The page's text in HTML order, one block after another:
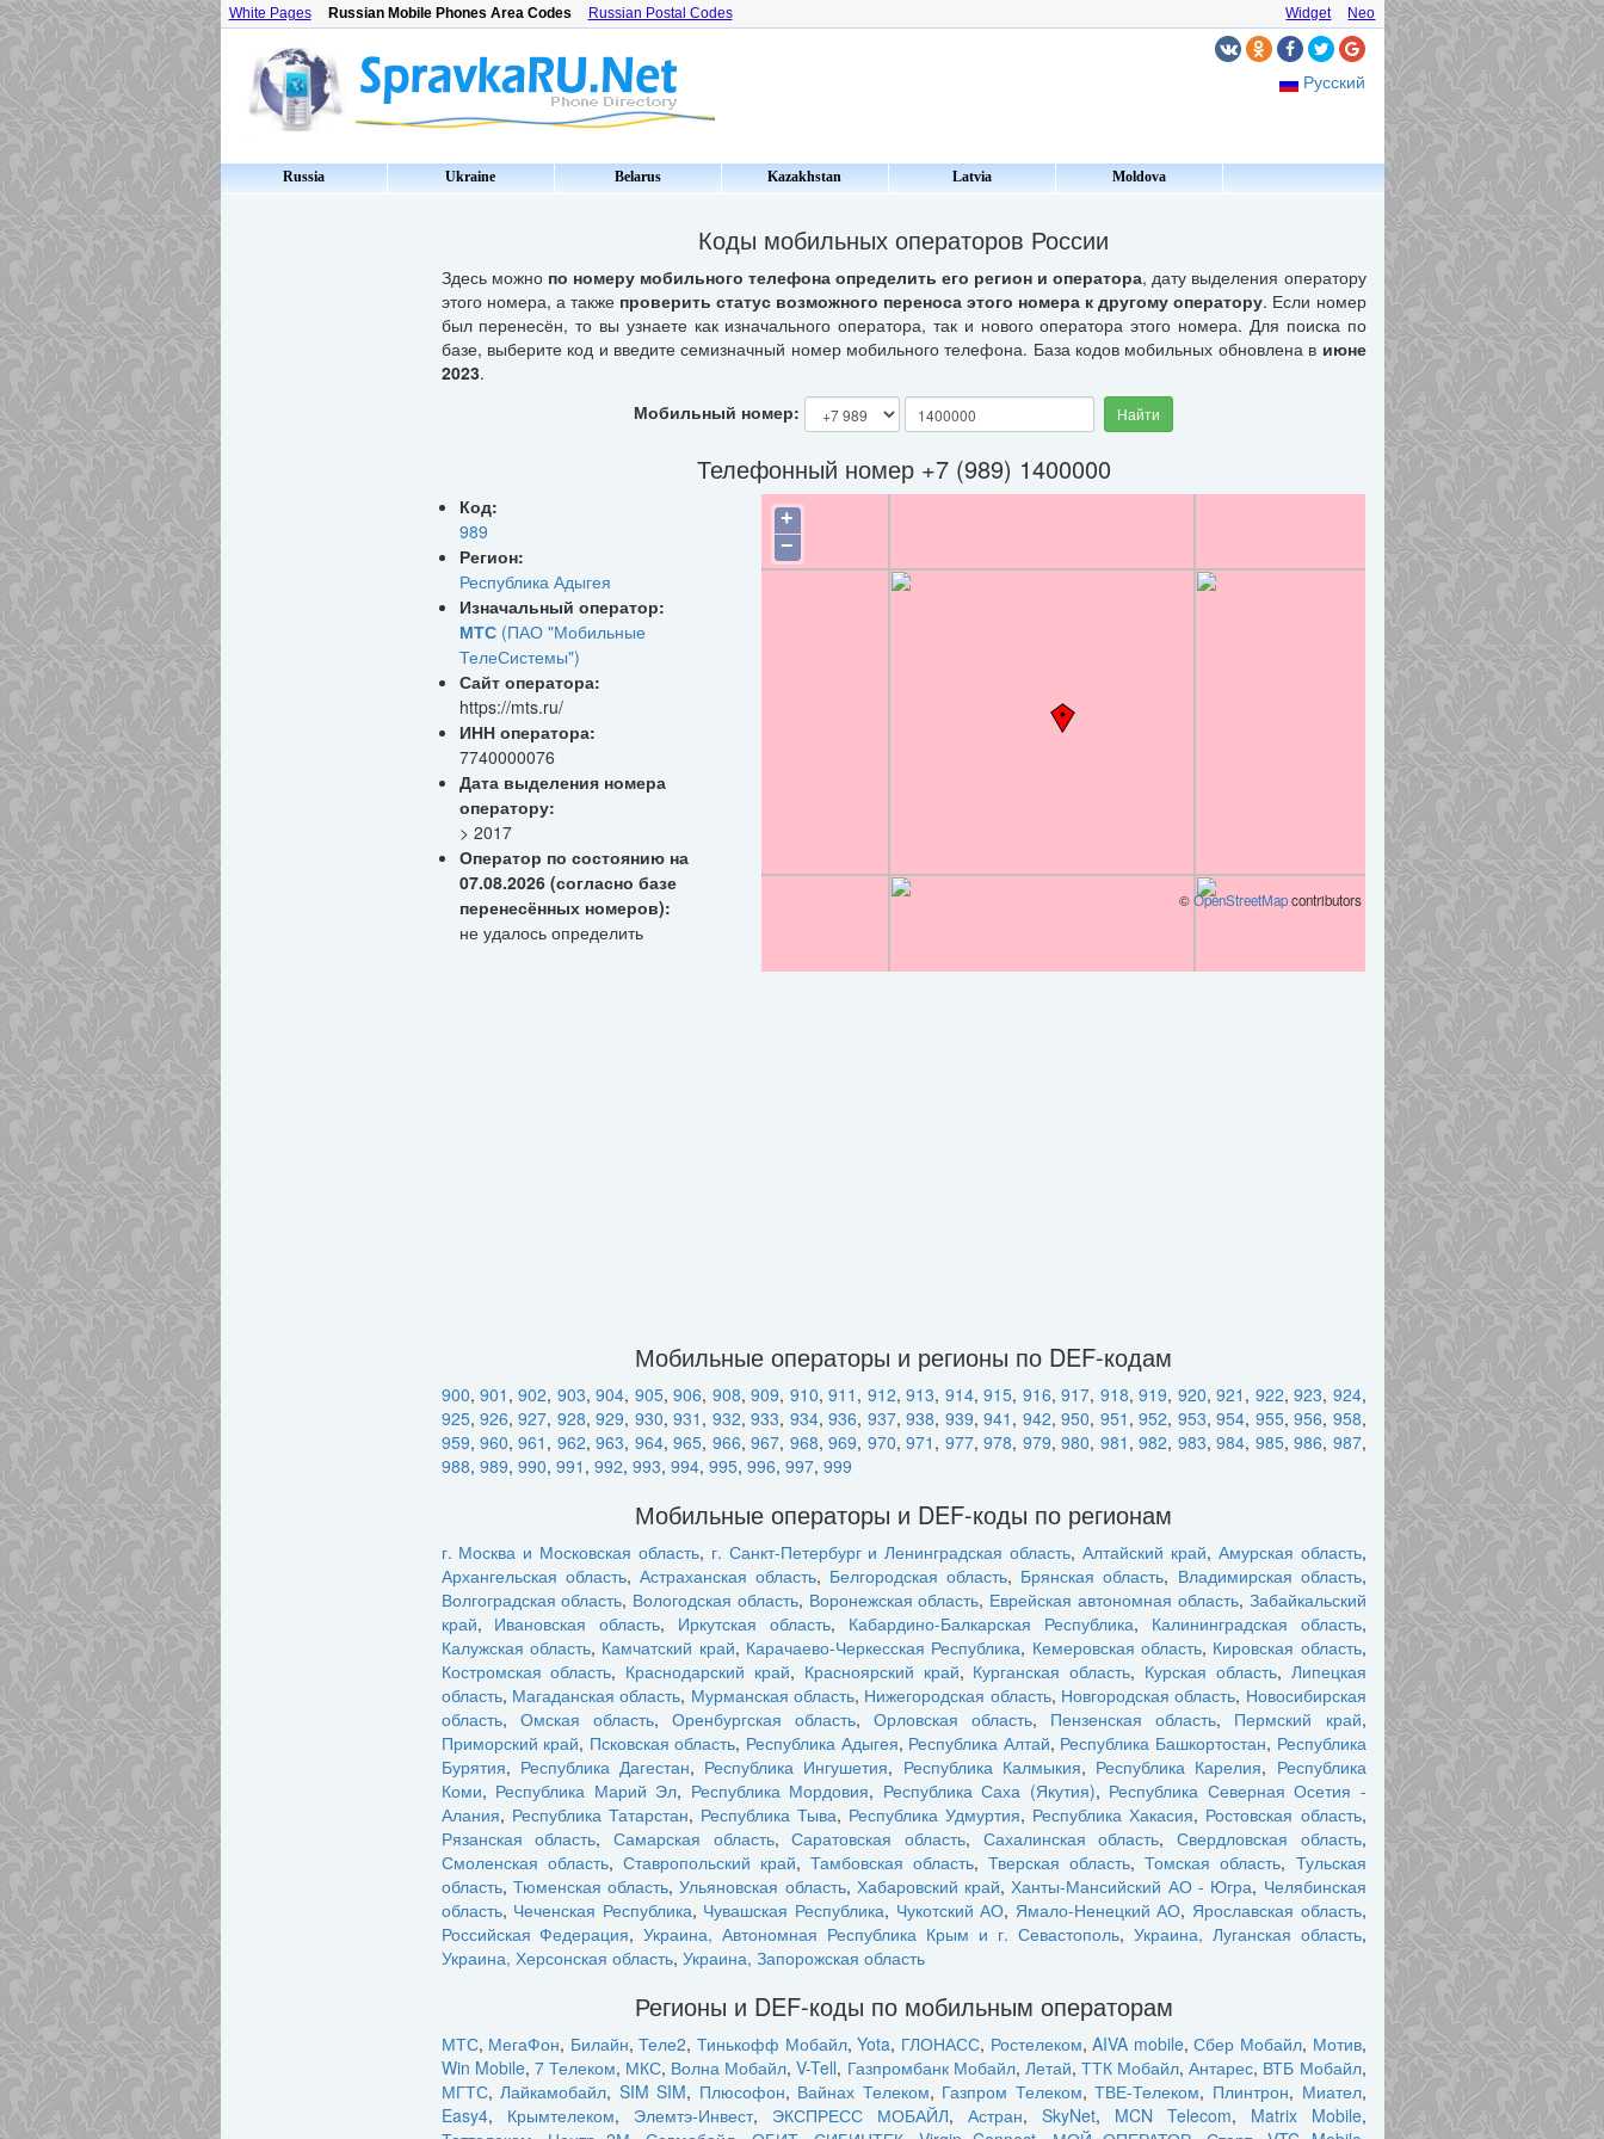
White Pages Russian Mobile Phones Area Codes Russian Postal Codes Neo
Widget
Русский
Russia Ukraine Belarus Kazakhstan Latvia Moldova
Коды мобильных операторов России
Здесь можно по номеру мобильного телефона определить его регион и оператора, дату выделения оператору
этого номера, а также проверить статус возможного переноса этого номера к другому оператору. Если номер
был перенесён, то вы узнаете как изначального оператора, так и нового оператора этого номера. Для поиска по
базе, выберите код и введите семизначный номер мобильного телефона. База кодов мобильных обновлена в июне
2023.
Мобильный номер:
Найти
Телефонный номер +7 (989) 1400000
Код:
989
Регион:
Республика Адыгея
Изначальный оператор:
МТС(ПАО "Мобильные
ТелеСистемы")
Сайт оператора:
https://mts.ru/
ИНН оператора:
7740000076
Дата выделения номера
оператору:
> 2017
Оператор по состоянию на
07.08.2026 (согласно базе
перенесённых номеров):
не удалось определить
+
−
©OpenStreetMapcontributors
Мобильные операторы и регионы по DEF-кодам
900, 901 ,902, 903,904, 905,906, 908,909, 910,911 , 912,913, 914,915, 916,917, 918,919, 920,921 , 922,923, 924,
925, 926,927, 928,929, 930,931 , 932,933, 934,936, 937,938, 939,941 , 942,950, 951 ,952, 953,954, 955,956, 958,
959, 960,961 , 962,963, 964,965, 966,967, 968,969, 970,971 , 977,978, 979,980, 981 ,982, 983,984, 985,986, 987,
988, 989, 990, 991 , 992, 993, 994, 995, 996, 997, 999
Мобильные операторы и DEF-коды по регионам
г. Москва и Московская область, г. Санкт-Петербург и Ленинградская область, Алтайский край, Амурская область,
Архангельская область, Астраханская область, Белгородская область, Брянская область, Владимирская область,
Волгоградская область, Вологодская область, Воронежская область, Еврейская автономная область, Забайкальский
край, Ивановская область, Иркутская область, Кабардино-Балкарская Республика, Калининградская область,
Калужская область, Камчатский край, Карачаево-Черкесская Республика, Кемеровская область, Кировская область,
Костромская область, Краснодарский край, Красноярский край, Курганская область, Курская область, Липецкая
область, Магаданская область, Мурманская область, Нижегородская область, Новгородская область, Новосибирская
область, Омская область, Оренбургская область,Орловская область, Пензенская область, Пермский край,
Приморский край, Псковская область, Республика Адыгея, Республика Алтай, Республика Башкортостан, Республика
Бурятия, Республика Дагестан, Республика Ингушетия, Республика Калмыкия, Республика Карелия, Республика
Коми, Республика Марий Эл, Республика Мордовия, Республика Саха (Якутия), Республика Северная Осетия -
Алания, Республика Татарстан, Республика Тыва, Республика Удмуртия, Республика Хакасия, Ростовская область,
Рязанская область, Самарская область,Саратовская область, Сахалинская область, Свердловская область,
Смоленская область, Ставропольский край, Тамбовская область,Тверская область,Томская область, Тульская
область, Тюменская область,Ульяновская область, Хабаровский край,Ханты-Мансийский АО - Югра, Челябинская
область, Чеченская Республика, Чувашская Республика, Чукотский АО, Ямало-Ненецкий АО, Ярославская область,
Российская Федерация,Украина, Автономная Республика Крым и г. Севастополь, Украина, Луганская область,
Украина, Херсонская область, Украина, Запорожская область
Регионы и DEF-коды по мобильным операторам
МТС, МегаФон, Билайн,Теле2, Тинькофф Мобайл,Yota, ГЛОНАСС, Ростелеком,AIVA mobile,Сбер Мобайл, Мотив,
Win Mobile, 7 Телеком, МКС, Волна Мобайл,V-Tell, Газпромбанк Мобайл, Летай,ТТК Мобайл,Антарес, ВТБ Мобайл,
МГТС,Лайкамобайл, SIM SIM, Плюсофон, Вайнах Телеком, Газпром Телеком,ТВЕ-Телеком, Плинтрон, Миател,
Easy4, Крымтелеком, Элемтэ-Инвест, ЭКСПРЕСС МОБАЙЛ, Астран, SkyNet, MCN Telecom, Matrix Mobile,